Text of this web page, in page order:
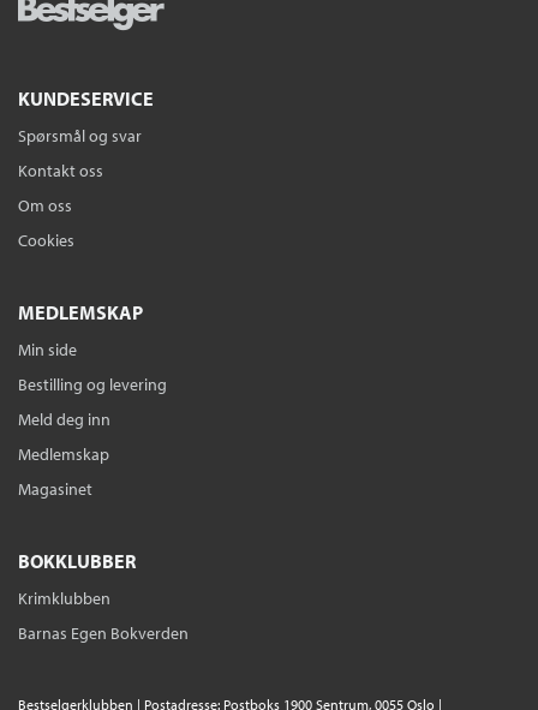
KUNDESERVICE
Spørsmål og svar
Kontakt oss
Om oss
Cookies
MEDLEMSKAP
Min side
Bestilling og levering
Meld deg inn
Medlemskap
Magasinet
BOKKLUBBER
Krimklubben
Barnas Egen Bokverden
Bestselgerklubben | Postadresse: Postboks 1900 Sentrum, 0055 Oslo |